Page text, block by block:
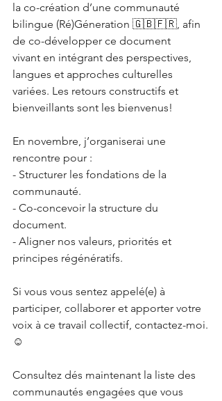
la co-création d’une communauté
bilingue (Ré)Géneration 🇬🇧🇫🇷, afin
de co-développer ce document
vivant en intégrant des perspectives,
langues et approches culturelles
variées. Les retours constructifs et
bienveillants sont les bienvenus!
En novembre, j’organiserai une
rencontre pour :
- Structurer les fondations de la
communauté.
- Co-concevoir la structure du
document.
- Aligner nos valeurs, priorités et
principes régénératifs.
Si vous vous sentez appelé(e) à
participer, collaborer et apporter votre
voix à ce travail collectif, contactez-moi.
☺️
Consultez dés maintenant la liste des
communautés engagées que vous